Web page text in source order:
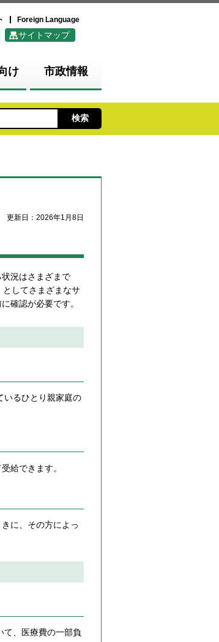
Foreign Language
サイトマップ
け 市政情報
更新日：2026年1月8日
況はさまざまで
してさまざまなサ
確認が必要です。
いるひとり親家庭の
給できます。
に、その方によっ
、医療費の一部負